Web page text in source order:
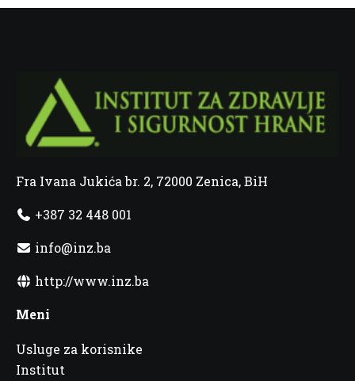
Fra Ivana Jukića br. 2, 72000 Zenica, BiH
+387 32 448 001
info@inz.ba
http://www.inz.ba
Meni
Usluge za korisnike
Institut